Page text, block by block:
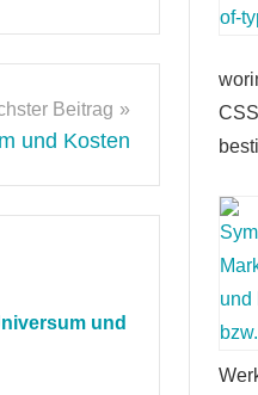
Beitrag
und Kosten
und